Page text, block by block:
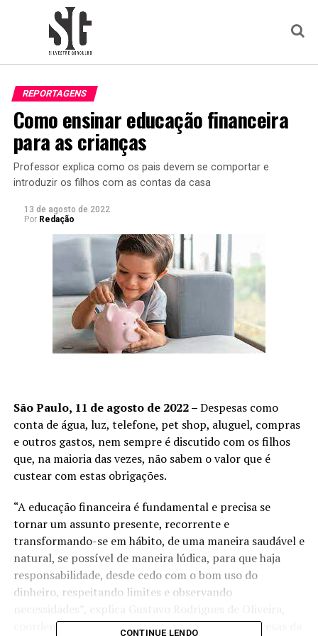
REPORTAGENS
Como ensinar educação financeira
para as crianças
Professor explica como os pais devem se comportar e
introduzir os filhos com as contas da casa
13 de agosto de 2022
Por Redação
São Paulo, 11 de agosto de 2022 –Despesas como
conta de água, luz, telefone, pet shop, aluguel, compras
e outros gastos, nem sempre é discutido com os filhos
que, na maioria das vezes, não sabem o valor que é
custear com estas obrigações.
“A educação financeira é fundamental e precisa se
tornar um assunto presente, recorrente e
transformando-se em hábito, de uma maneira saudável e
natural, se possível de maneira lúdica, para que haja
responsabilidade, desde cedo com o bom uso do
dinheiro, respeitando limites e observando
coordenador do curso de Administração de Empresas da
CONTINUE LENDO